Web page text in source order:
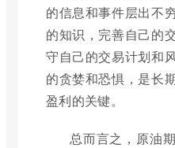
的信息和事件层出不
的知识，完善自己的
守自己的交易计划和
的贪婪和恐惧，是长
盈利的关键。
总而言之，原油